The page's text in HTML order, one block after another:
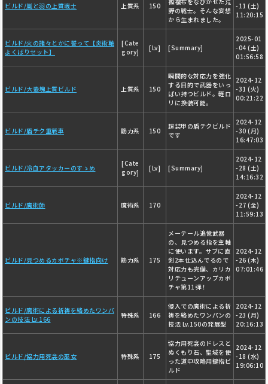
ビルド/嵐と羽の上質戦士 上質系 150
野の戦士。そんな妄想
から生まれました。
-11 (土)
11:20:15
ビルド/火の諸々とかに誓って【炎術軸
よくばりセット】
[Cate
gory]
[Lv] [Summary]
2025-01
-04 (土)
01:56:58
ビルド/大壺塊上質ビルド 上質系 150
瞬間的な対応力を強化
する目的で武器をいっ
ぱい持つビルド。軽ロ
リに換装可能。
2024-12
-31 (火)
00:21:22
ビルド/盾チク重戦車 筋力系 150
超装甲の盾チクビルド
です
2024-12
-30 (月)
16:47:03
ビルド/冷血アタッカーのすゝめ
[Cate
gory]
[Lv] [Summary]
2024-12
-28 (土)
14:16:32
ビルド/魔術師 魔術系 170
2024-12
-27 (金)
11:59:13
ビルド/見つめるカボチャ※鍵指向け 筋力系 175
メーテール追憶武器
の、見つめる指を主軸
に使います。サブに直
剣2本仕込んでるので
対応力も完備、カリカ
リチューンアップカボ
チャ第11弾！
2024-12
-26 (木)
07:01:46
ビルド/魔術による祈祷を絡めたワンパ
ンの技法 Lv.166
特殊系 166
侵入での魔術による祈
祷を絡めたワンパンの
技法 Lv.150の発展型
2024-12
-23 (月)
20:16:13
ビルド/協力用死衾の巫女 特殊系 175
協力用死衾のドレスと
ぬくもり石、聖域を使
った道中攻略用鍵指ビ
ルド
2024-12
-18 (水)
19:06:10